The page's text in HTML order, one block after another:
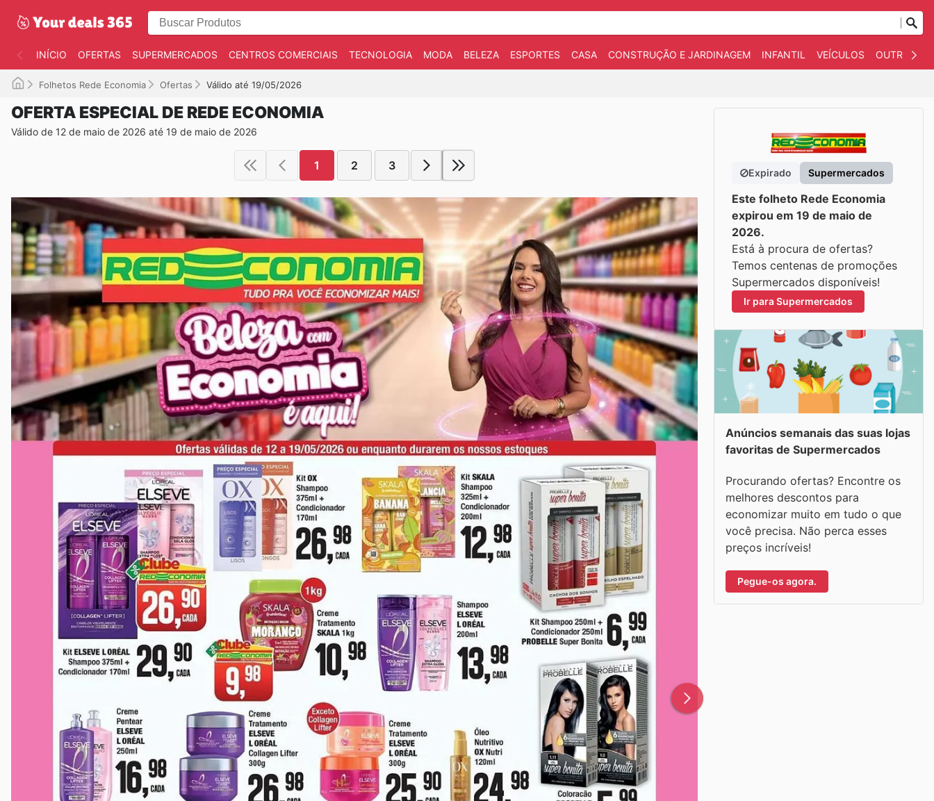
INÍCIO OFERTAS SUPERMERCADOS CENTROS COMERCIAIS TECNOLOGIA MODA BELEZA ESPORTES CASA CONSTRUÇÃO E JARDINAGEM INFANTIL VEÍCULOS OUTROS
Folhetos Rede Economia Ofertas Válido até 19/05/2026
OFERTA ESPECIAL DE REDE ECONOMIA
Válido de 12 de maio de 2026 até 19 de maio de 2026
1 2 3
Expirado Supermercados
Este folheto Rede Economia
expirou em 19 de maio de
2026.
Está à procura de ofertas?
Temos centenas de promoções
Supermercados disponíveis!
Ir para Supermercados
Anúncios semanais das suas lojas
favoritas de Supermercados
Procurando ofertas? Encontre os
melhores descontos para
economizar muito em tudo o que
você precisa. Não perca esses
preços incríveis!
Pegue-os agora.